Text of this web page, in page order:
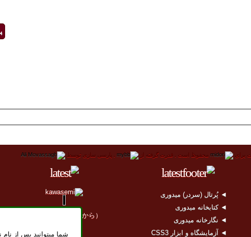
شما میتوانید پس از
برای محفوظ است . قدرت گرفته از پارسی سازی توسط
（2011年04月11日から）
◄ پُرتال (سردر) میدوری
◄ کتابخانه میدوری
◄ نگارخانه میدوری
◄ آزمایشگاه و ابزار CSS3